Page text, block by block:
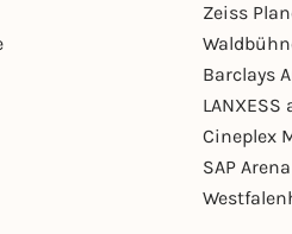
Zeiss
Barclays
LANXESS
Cineplex
SAP Arena